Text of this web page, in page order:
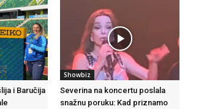
i Baručija
Showbiz
Severina na koncertu poslala
snažnu poruku: Kad priznamo